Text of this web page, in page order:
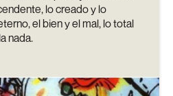
lo creado y lo
el bien y el mal, lo total
nada.